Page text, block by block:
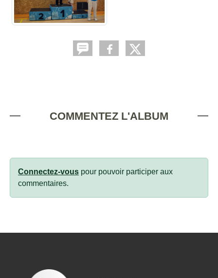
COMMENTEZ L'ALBUM
Connectez-vous pour pouvoir participer aux
commentaires.